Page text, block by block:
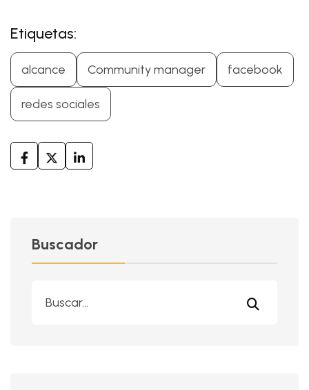
Etiquetas:
alcance Community manager facebook
redes sociales
Buscador